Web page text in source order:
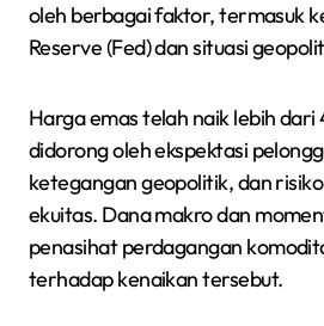
oleh berbagai faktor, termasuk
Reserve (Fed) dan situasi
Harga emas telah naik lebih dari
didorong oleh ekspektasi
ketegangan geopolitik, dan
ekuitas. Dana makro dan
penasihat perdagangan
terhadap kenaikan tersebut.